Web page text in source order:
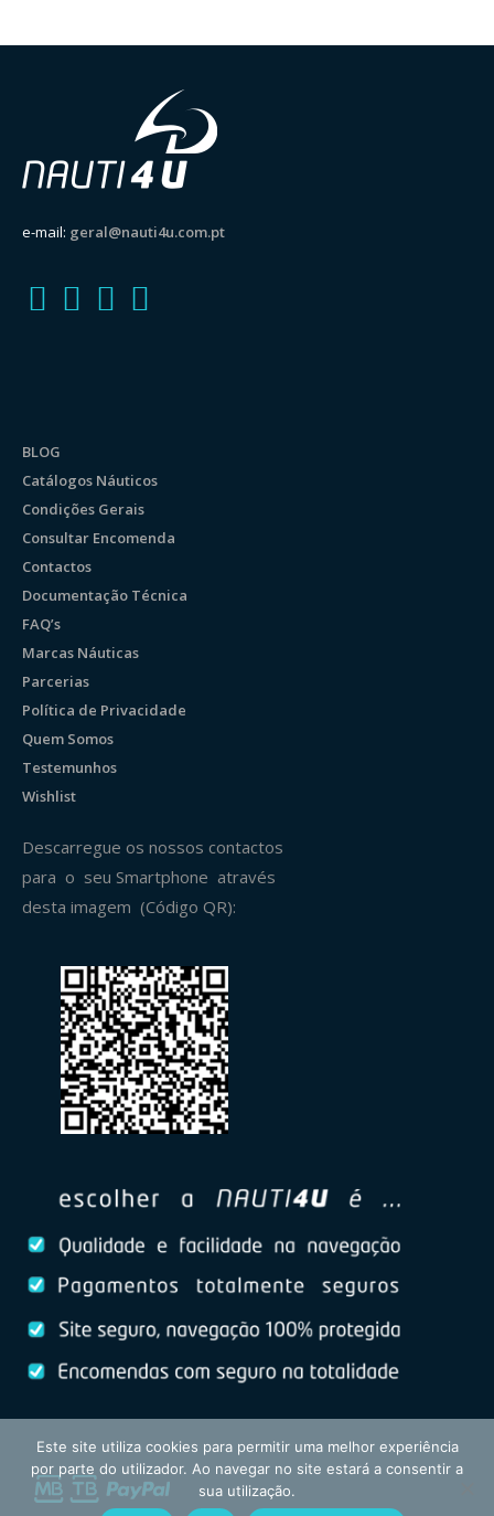
1156,99 €
e-mail: geral@nauti4u.com.pt
BLOG
Catálogos Náuticos
Condições Gerais
Consultar Encomenda
Contactos
Documentação Técnica
FAQ’s
Marcas Náuticas
Parcerias
Política de Privacidade
Quem Somos
Testemunhos
Wishlist
Descarregue os nossos contactos
para o seu Smartphone através
desta imagem (Código QR):
Este site utiliza cookies para permitir uma melhor experiência
por parte do utilizador. Ao navegar no site estará a consentir a
sua utilização.